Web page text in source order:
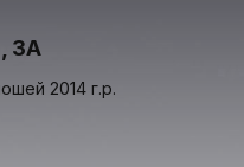
3А
2014 г.р.